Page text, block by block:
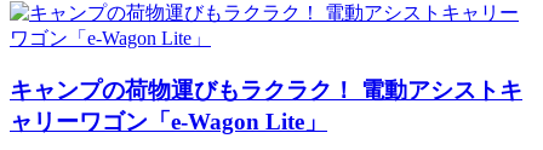
キャンプの荷物運びもラクラク！ 電動アシストキ
ャリーワゴン「​​e-Wagon Lite」